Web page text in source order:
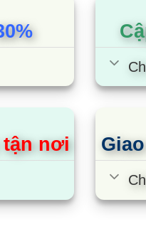
tận nơi